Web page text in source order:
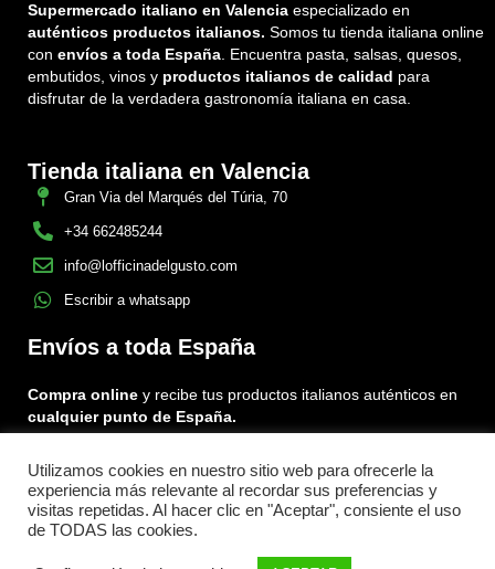
Supermercado italiano en Valencia especializado en
auténticos productos italianos. Somos tu tienda italiana online
con envíos a toda España . Encuentra pasta, salsas, quesos,
embutidos, vinos y productos italianos de calidad para
disfrutar de la verdadera gastronomía italiana en casa.
Tienda italiana en Valencia
Gran Via del Marqués del Túria, 70
+34 662485244
info@lofficinadelgusto.com
Escribir a whatsapp
Envíos a toda España
Compra online y recibe tus productos italianos auténticos en
cualquier punto de España.
Encuéntranos en:
FacebookInstagram
Tiktok
Utilizamos cookies en nuestro sitio web para ofrecerle la
experiencia más relevante al recordar sus preferencias y
visitas repetidas. Al hacer clic en "Aceptar", consiente el uso
de TODAS las cookies.